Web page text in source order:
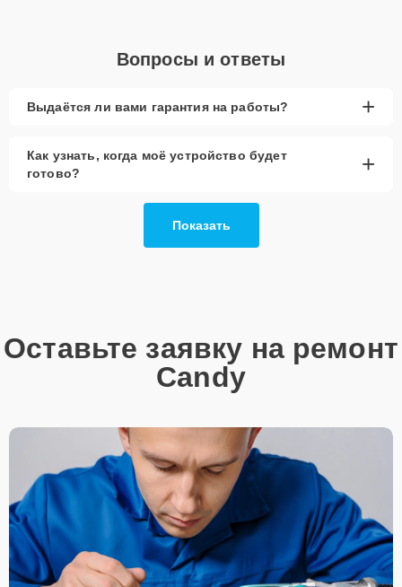
активное использование устройства дольше
запчастей.
рассмотреть вариант с использованием
качественного аналога брендовой детали.
высококачественные запчасти, будь это 100% оригинал, или
надежные аналоги проверенных и зарекомендовавших себя
Позвонить по телефону горячей линии или
запросить обратный звонок через Форму заявки
Привезти устройство в ближайший центр или
передать аппарат курьеру службы доставки,
дождаться результатов диагностики и принять
решение.
Дождаться оповещения о готовности и забрать
устройство самостоятельно или воспользоваться
курьерской доставкой.
При необходимости клиент может воспользоваться услугой
Вопросы и ответы
Выдаётся ли вами гарантия на работы? +
Как узнать, когда моё устройство будет
готово?
+
Показать
Оставьте заявку на ремонт
Candy